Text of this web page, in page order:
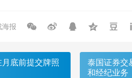
海报
底前提交牌照
泰国证券交
和经纪业务